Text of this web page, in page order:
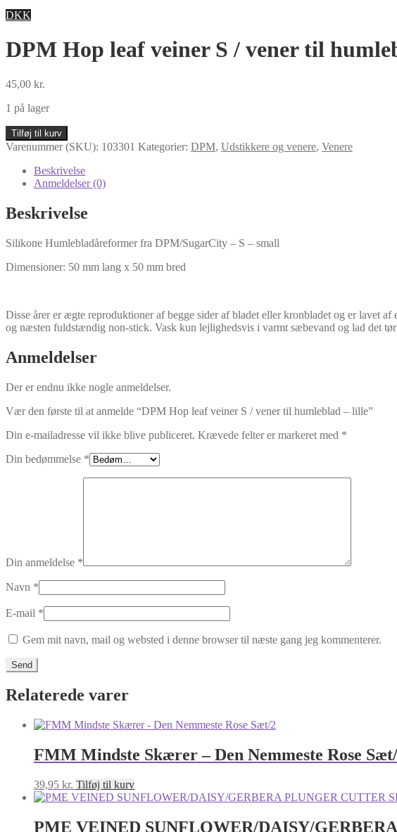
DKK
DPM Hop leaf veiner S / vener til
45,00 kr.
1 på lager
DPM
Hop
veiner
vener
til
-
antal
Tilføj til kurv
Varenummer (SKU): 103301 Kategorier: DPM, Udstikkere og venere, Venere
Beskrivelse
Anmeldelser (0)
Beskrivelse
Silikone Humlebladåreformer fra DPM/SugarCity – S – small
Dimensioner: 50 mm lang x 50 mm bred
Disse årer er ægte reproduktioner af begge sider af bladet eller kronbladet og er lavet af
og næsten fuldstændig non-stick. Vask kun lejlighedsvis i varmt sæbevand og lad det
Anmeldelser
Der er endnu ikke nogle anmeldelser.
Vær den første til at anmelde “DPM Hop leaf veiner S / vener til humleblad – lille”
Din e-mailadresse vil ikke blive publiceret. Krævede felter er markeret med *
Din bedømmelse *
Din anmeldelse *
Navn *
E-mail *
Gem mit navn, mail og websted i denne browser til næste gang jeg kommenterer.
Relaterede varer
FMM Mindste Skærer – Den Nemmeste Rose
39,95 kr. Tilføj til kurv
PME VEINED SUNFLOWER/DAISY/